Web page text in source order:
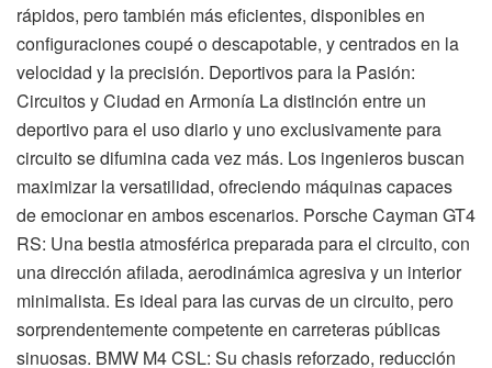
rápidos, pero también más eficientes, disponibles en
configuraciones coupé o descapotable, y centrados en la
velocidad y la precisión. Deportivos para la Pasión:
Circuitos y Ciudad en Armonía La distinción entre un
deportivo para el uso diario y uno exclusivamente para
circuito se difumina cada vez más. Los ingenieros buscan
maximizar la versatilidad, ofreciendo máquinas capaces
de emocionar en ambos escenarios. Porsche Cayman GT4
RS: Una bestia atmosférica preparada para el circuito, con
una dirección afilada, aerodinámica agresiva y un interior
minimalista. Es ideal para las curvas de un circuito, pero
sorprendentemente competente en carreteras públicas
sinuosas. BMW M4 CSL: Su chasis reforzado, reducción